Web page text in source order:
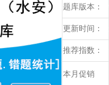
题库版本：
更新时间：
推荐指数：
本月促销